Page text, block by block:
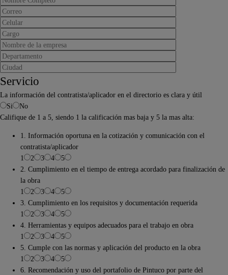
Servicio
La información del contratista/aplicador en el directorio es clara y útil
Si
No
Califique de 1 a 5, siendo 1 la calificación mas baja y 5 la mas alta:
1. Información oportuna en la cotización y comunicación con el
contratista/aplicador
1
2 3 4
5
2. Cumplimiento en el tiempo de entrega acordado para finalización de
la obra
1
2 3 4
5
3. Cumplimiento en los requisitos y documentación requerida
1
2 3 4
5
4. Herramientas y equipos adecuados para el trabajo en obra
1
2 3 4
5
5. Cumple con las normas y aplicación del producto en la obra
1
2 3 4
5
6. Recomendación y uso del portafolio de Pintuco por parte del